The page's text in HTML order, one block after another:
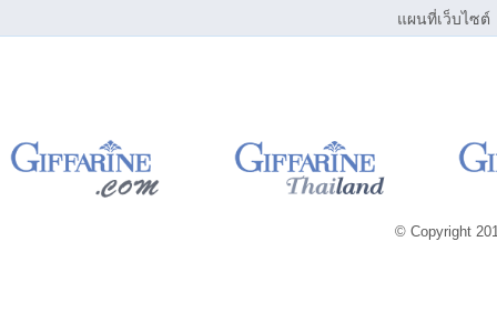
แผนที่เว็บไซต์
© Copyright